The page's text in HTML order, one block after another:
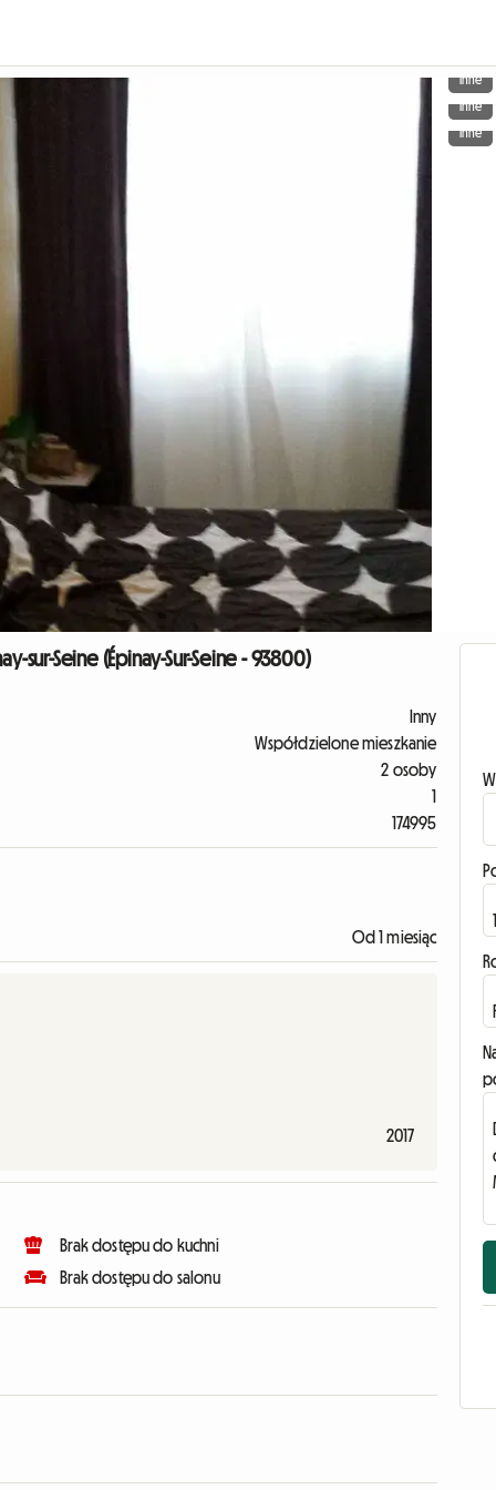
Inne
Inne
Inne
sur-Seine (Épinay-Sur-Seine - 93800)
Inny
Współdzielone mieszkanie
2 osoby
1
174995
Od 1 miesiąc
2017
Brak dostępu do kuchni
Brak dostępu do salonu